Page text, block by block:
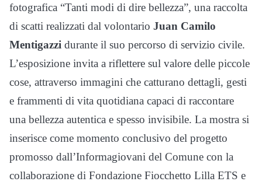
fotografica “Tanti modi di dire bellezza”, una raccolta
di scatti realizzati dal volontario Juan Camilo
Mentigazzi durante il suo percorso di servizio civile.
L’esposizione invita a riflettere sul valore delle piccole
cose, attraverso immagini che catturano dettagli, gesti
e frammenti di vita quotidiana capaci di raccontare
una bellezza autentica e spesso invisibile. La mostra si
inserisce come momento conclusivo del progetto
promosso dall’Informagiovani del Comune con la
collaborazione di Fondazione Fiocchetto Lilla ETS e